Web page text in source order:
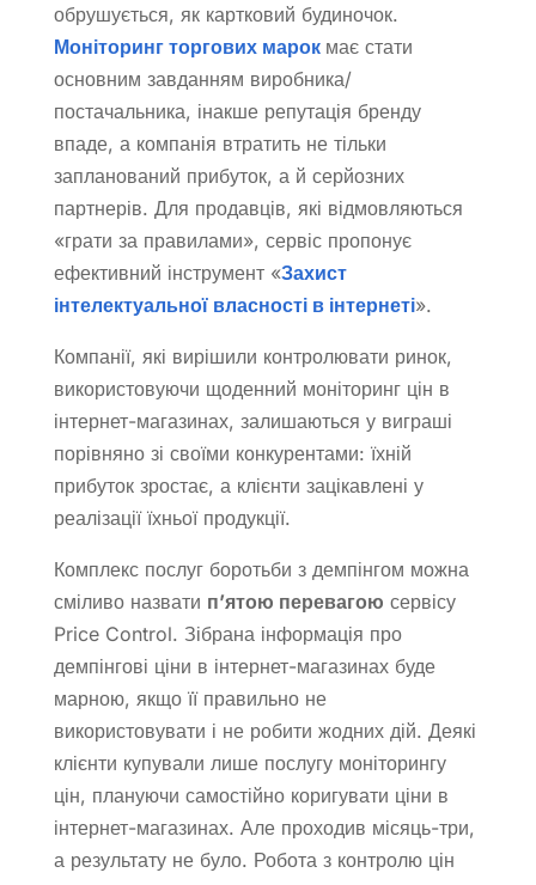
обрушується, як картковий будиночок.
Моніторинг торгових марок має стати
основним завданням виробника/
постачальника, інакше репутація бренду
впаде, а компанія втратить не тільки
запланований прибуток, а й серйозних
партнерів. Для продавців, які відмовляються
«грати за правилами», сервіс пропонує
ефективний інструмент «Захист
інтелектуальної власності в інтернеті».
Компанії, які вирішили контролювати ринок,
використовуючи щоденний моніторинг цін в
інтернет-магазинах, залишаються у виграші
порівняно зі своїми конкурентами: їхній
прибуток зростає, а клієнти зацікавлені у
реалізації їхньої продукції.
Комплекс послуг боротьби з демпінгом можна
сміливо назвати п’ятою перевагою сервісу
Price Control. Зібрана інформація про
демпінгові ціни в інтернет-магазинах буде
марною, якщо її правильно не
використовувати і не робити жодних дій. Деякі
клієнти купували лише послугу моніторингу
цін, плануючи самостійно коригувати ціни в
інтернет-магазинах. Але проходив місяць-три,
а результату не було. Робота з контролю цін